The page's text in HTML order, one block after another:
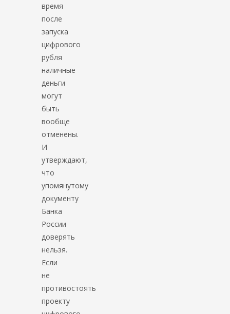
время
после
запуска
цифрового
рубля
наличные
деньги
могут
быть
вообще
отменены.
И
утверждают,
что
упомянутому
документу
Банка
России
доверять
нельзя.
Если
не
противостоять
проекту